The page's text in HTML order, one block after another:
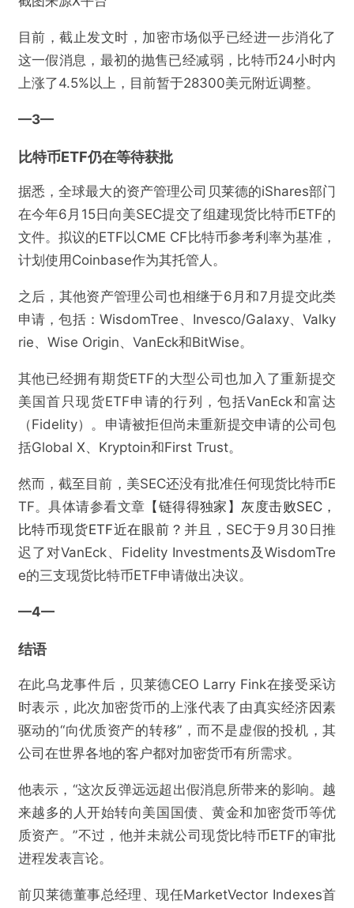
@链得得
现货 ETF 成牛市关键
欺诈 色情
不实信息 违法犯罪 其他
提交
目前，截止发文时，加密市场似乎已经进一步消化了
这一假消息，最初的抛售已经减弱，比特币24小时内
上涨了4.5%以上，目前暂于28300美元附近调整。
—3—
比特币ETF仍在等待获批
据悉，全球最大的资产管理公司贝莱德的iShares部门
在今年6月15日向美SEC提交了组建现货比特币ETF的
文件。拟议的ETF以CME CF比特币参考利率为基准，
计划使用Coinbase作为其托管人。
之后，其他资产管理公司也相继于6月和7月提交此类
申请，包括：WisdomTree、Invesco/Galaxy、Valky
rie、Wise Origin、VanEck和BitWise。
其他已经拥有期货ETF的大型公司也加入了重新提交
美国首只现货ETF申请的行列，包括VanEck和富达
（Fidelity）。申请被拒但尚未重新提交申请的公司包
括Global X、Kryptoin和First Trust。
然而，截至目前，美SEC还没有批准任何现货比特币E
TF。具体请参看文章 【链得得独家】灰度击败SEC，
比特币现货ETF近在眼前？ 并且，SEC于9月30日推
迟了对VanEck、Fidelity Investments及WisdomTre
e的三支现货比特币ETF申请做出决议。
—4—
结语
在此乌龙事件后，贝莱德CEO Larry Fink在接受采访
时表示，此次加密货币的上涨代表了由真实经济因素
驱动的“向优质资产的转移”，而不是虚假的投机，其
公司在世界各地的客户都对加密货币有所需求。
他表示，“这次反弹远远超出假消息所带来的影响。越
来越多的人开始转向美国国债、黄金和加密货币等优
质资产。”不过，他并未就公司现货比特币ETF的审批
进程发表言论。
前贝莱德董事总经理、现任MarketVector Indexes首